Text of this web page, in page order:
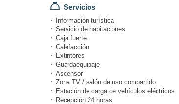
Servicios
Información turística
Servicio de habitaciones
Caja fuerte
Calefacción
Extintores
Guardaequipaje
Ascensor
Zona TV / salón de uso compartido
Estación de carga de vehículos eléctricos
Recepción 24 horas